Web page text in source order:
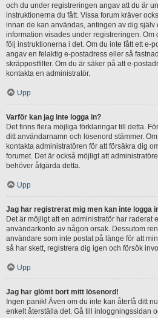
och du under registreringen angav att du är
instruktionerna du fått. Vissa forum kräver
innan de kan användas, antingen av dig
information visades under registreringen. Om
följ instruktionerna i det. Om du inte fått ett e-
angav en felaktig e-postadress eller så
skräppostfilter. Om du är säker på att e-
kontakta en administratör.
Upp
Varför kan jag inte logga in?
Det finns flera möjliga förklaringar till detta.
ditt användarnamn och lösenord stämmer.
kontakta administratören för att försäkra dig
forumet. Det är också möjligt att
behöver åtgärda detta.
Upp
Jag har registrerat mig men kan inte logga
Det är möjligt att en administratör har raderat
användarkonto av någon orsak. Dessutom
användare som inte postat på länge för att
så har skett, registrera dig igen och försök
Upp
Jag har glömt bort mitt lösenord!
Ingen panik! Även om du inte kan återfå ditt
enkelt återställa det. Gå till inloggningssidan